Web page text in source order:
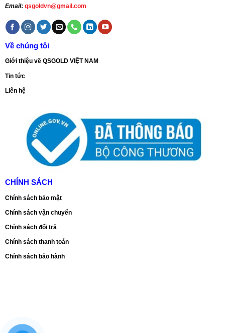
Email: qsgoldvn@gmail.com
Về chúng tôi
Giới thiệu về QSGOLD VIỆT NAM
Tin tức
Liên hệ
CHÍNH SÁCH
Chính sách bảo mật
Chính sách vận chuyển
Chính sách đổi trả
Chính sách thanh toán
Chính sách bảo hành